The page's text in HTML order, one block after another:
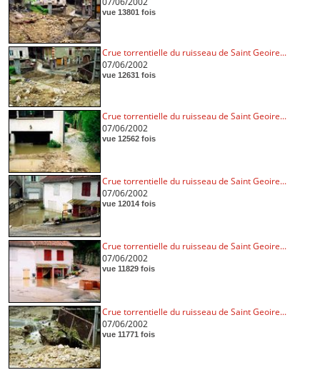
vue 13801 fois
Crue torrentielle du ruisseau de Saint Geoire...
07/06/2002
vue 12631 fois
Crue torrentielle du ruisseau de Saint Geoire...
07/06/2002
vue 12562 fois
Crue torrentielle du ruisseau de Saint Geoire...
07/06/2002
vue 12014 fois
Crue torrentielle du ruisseau de Saint Geoire...
07/06/2002
vue 11829 fois
Crue torrentielle du ruisseau de Saint Geoire...
07/06/2002
vue 11771 fois